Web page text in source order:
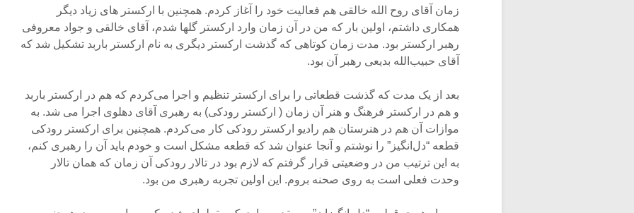
زمان آقای روح الله خالقی هم فعالیت خود را آغاز کردم. همچنین با ارکستر های زیاد دیگر
همکاری داشتم، اولین بار که من در آن زمان وارد ارکستر گلها شدم، آقای خالقی و جواد معروفی
رهبر ارکستر بود. مدت زمان کوتاهی که گذشت ارکستر دیگری به نام ارکستر باربد تشکیل شد که
آقای حبیب‌الله بدیعی رهبر آن بود.
بعد از یک مدت که گذشت قطعاتی را برای ارکستر تنظیم و اجرا می‌کردم که هم در ارکستر باربد
و هم در ارکستر فرهنگ و هنر آن زمان ( ارکستر رودکی) به رهبری آقای دهلوی اجرا می شد. به
موازات آن هم در هنرستان هم رادیو ارکستر رودکی کار می‌کردم. همچنین برای ارکستر رودکی
قطعه “دل‌انگیز” را نوشتم و آنجا عنوان شد که قطعه مشکل است و خودم باید آن را رهبری کنم،
به این ترتیب من در وضعیتی قرار گرفتم که لازم بود در تالار رودکی آن زمان که همان تالار
وحدت فعلی است به روی صحنه بروم. این اولین تجربه رهبری من بود.